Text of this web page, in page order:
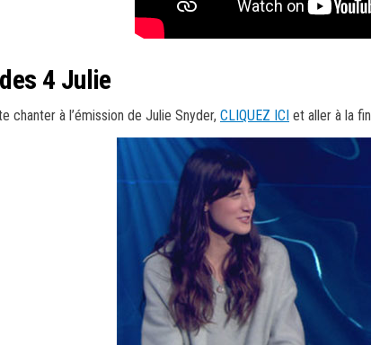
4 Julie
chanter à l’émission de Julie Snyder, CLIQUEZ ICI et aller à la